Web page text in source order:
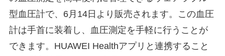
型血圧計で、6月14日より販売されます。この血圧
計は手首に装着し、血圧測定を手軽に行うことが
できます。HUAWEI Healthアプリと連携すること